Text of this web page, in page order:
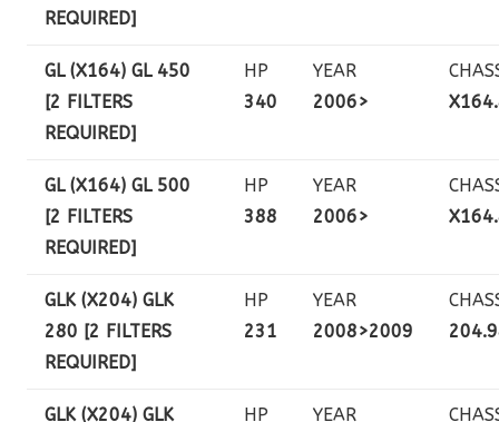
REQUIRED]
GL (X164) GL 450
[2 FILTERS
REQUIRED]
HP
340
YEAR
2006>
GL (X164) GL 500
[2 FILTERS
REQUIRED]
HP
388
YEAR
2006>
GLK (X204) GLK
280 [2 FILTERS
REQUIRED]
HP
231
YEAR
2008>2009
GLK (X204) GLK HP YEAR